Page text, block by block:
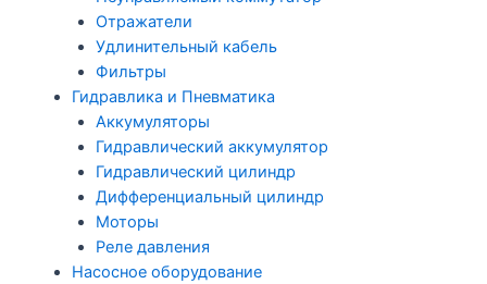
Отражатели
Удлинительный кабель
Фильтры
Гидравлика и Пневматика
Аккумуляторы
Гидравлический аккумулятор
Гидравлический цилиндр
Дифференциальный цилиндр
Моторы
Реле давления
Насосное оборудование